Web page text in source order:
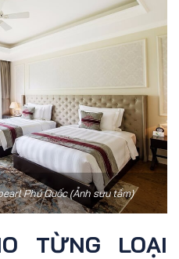
Phú Quốc (Ảnh sưu tầm)
TỪNG LOẠI